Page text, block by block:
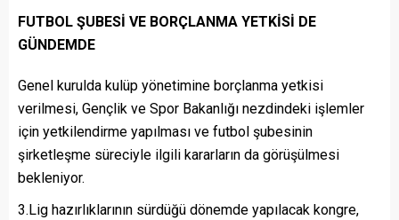
FUTBOL ŞUBESİ VE BORÇLANMA YETKİSİ DE
GÜNDEMDE
Genel kurulda kulüp yönetimine borçlanma yetkisi
verilmesi, Gençlik ve Spor Bakanlığı nezdindeki işlemler
için yetkilendirme yapılması ve futbol şubesinin
şirketleşme süreciyle ilgili kararların da görüşülmesi
bekleniyor.
3.Lig hazırlıklarının sürdüğü dönemde yapılacak kongre,